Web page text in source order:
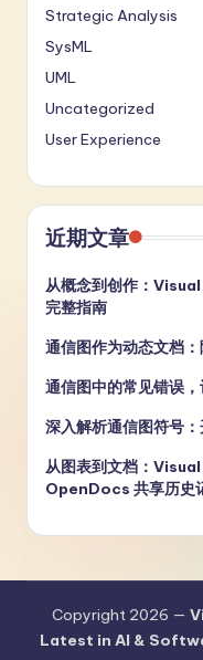
Strategic Analysis
SysML
UML
Uncategorized
User Experience
近期文章
从概念到创作：
完整指南
通信图作为动态文档
通信图中的常见错误
深入解析通信图符号
从图表到文档：
OpenDocs 共享历史
Copyright 2026 —
Latest in AI &